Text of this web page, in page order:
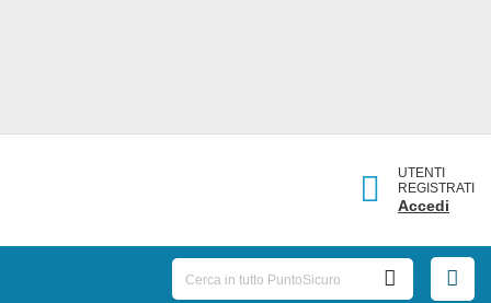
UTENTI
REGISTRATI
Accedi